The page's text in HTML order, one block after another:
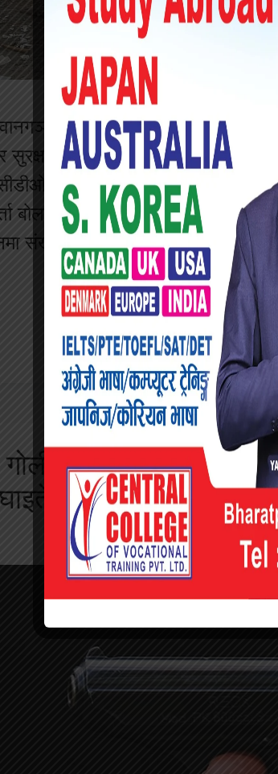
गाउँपालिका–३ कप्तानगञ्जमा
संयन्त्रमा व्यापक हेरफेर गरेको
बासुदेव घिमिरेसहित नेपाल प्रहरी
बोलाएको हो। गृह मन्त्रालयले सीडीओ
संखुवासभाका प्रमुख जिल्ला अधिकारी
गोली प्रहारपछि ६ जना